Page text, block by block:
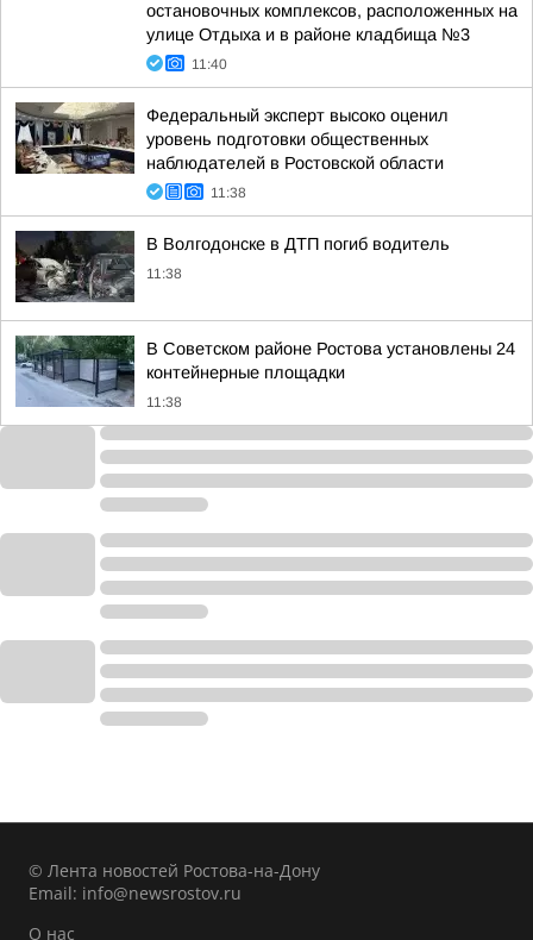
остановочных комплексов, расположенных на
улице Отдыха и в районе кладбища №3
11:40
Федеральный эксперт высоко оценил
уровень подготовки общественных
наблюдателей в Ростовской области
11:38
В Волгодонске в ДТП погиб водитель
11:38
В Советском районе Ростова установлены 24
контейнерные площадки
11:38
© Лента новостей Ростова-на-Дону
Email: info@newsrostov.ru
О нас